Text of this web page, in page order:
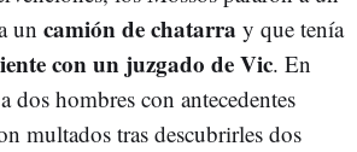
un camión de chatarra y que tenía
con un juzgado de Vic. En
dos hombres con antecedentes
multados tras descubrirles dos